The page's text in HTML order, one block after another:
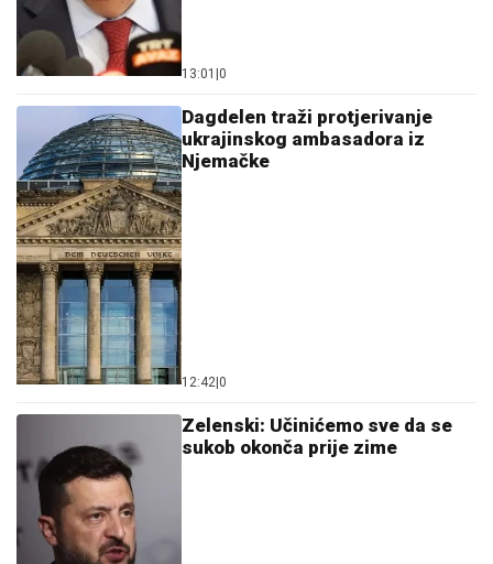
13:01 0
Dagdelen traži protjerivanje
ukrajinskog ambasadora iz
Njemačke
12:42 0
Zelenski: Učinićemo sve da se
sukob okonča prije zime